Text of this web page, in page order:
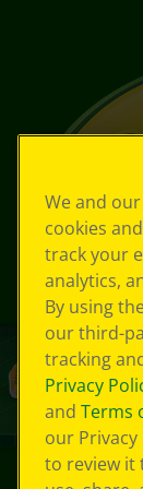
We and
cookies
track your
analytics,
By using
our third-
tracking
Privacy
and Terms
our Privacy
to review it